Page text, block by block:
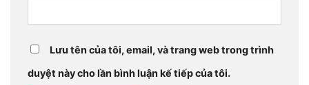
Lưu tên của tôi, email, và trang web trong trình
duyệt này cho lần bình luận kế tiếp của tôi.